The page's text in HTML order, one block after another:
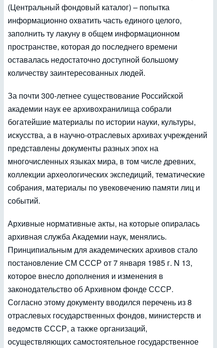
(Центральный фондовый каталог) – попытка
информационно охватить часть единого целого,
заполнить ту лакуну в общем информационном
пространстве, которая до последнего времени
оставалась недостаточно доступной большому
количеству заинтересованных людей.
За почти 300-летнее существование Российской
академии наук ее архивохранилища собрали
богатейшие материалы по истории науки, культуры,
искусства, а в научно-отраслевых архивах учреждений
представлены документы разных эпох на
многочисленных языках мира, в том числе древних,
коллекции археологических экспедиций, тематические
собрания, материалы по увековечению памяти лиц и
событий.
Архивные нормативные акты, на которые опиралась
архивная служба Академии наук, менялись.
Принципиальным для академических архивов стало
постановление СМ СССР от 7 января 1985 г. N 13,
которое внесло дополнения и изменения в
законодательство об Архивном фонде СССР.
Согласно этому документу вводился перечень из 8
отраслевых государственных фондов, министерств и
ведомств СССР, а также организаций,
осуществляющих самостоятельное государственное